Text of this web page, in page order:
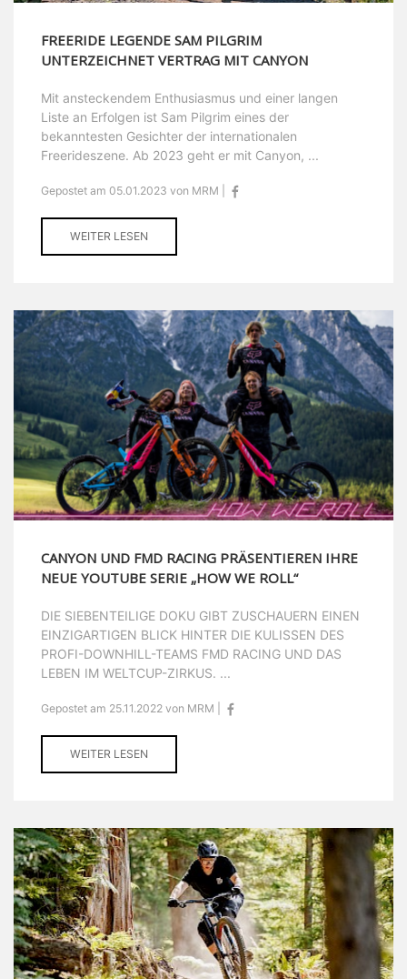
FREERIDE LEGENDE SAM PILGRIM
UNTERZEICHNET VERTRAG MIT CANYON
Mit ansteckendem Enthusiasmus und einer langen
Liste an Erfolgen ist Sam Pilgrim eines der
bekanntesten Gesichter der internationalen
Freerideszene. Ab 2023 geht er mit Canyon, ...
Gepostet am 05.01.2023 von MRM |
WEITER LESEN
CANYON UND FMD RACING PRÄSENTIEREN IHRE
NEUE YOUTUBE SERIE „HOW WE ROLL“
DIE SIEBENTEILIGE DOKU GIBT ZUSCHAUERN EINEN
EINZIGARTIGEN BLICK HINTER DIE KULISSEN DES
PROFI-DOWNHILL-TEAMS FMD RACING UND DAS
LEBEN IM WELTCUP-ZIRKUS. ...
Gepostet am 25.11.2022 von MRM |
WEITER LESEN